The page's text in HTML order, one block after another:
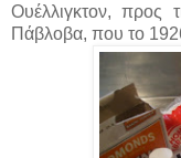
Ουέλλιγκτον, προς
Πάβλοβα, που το